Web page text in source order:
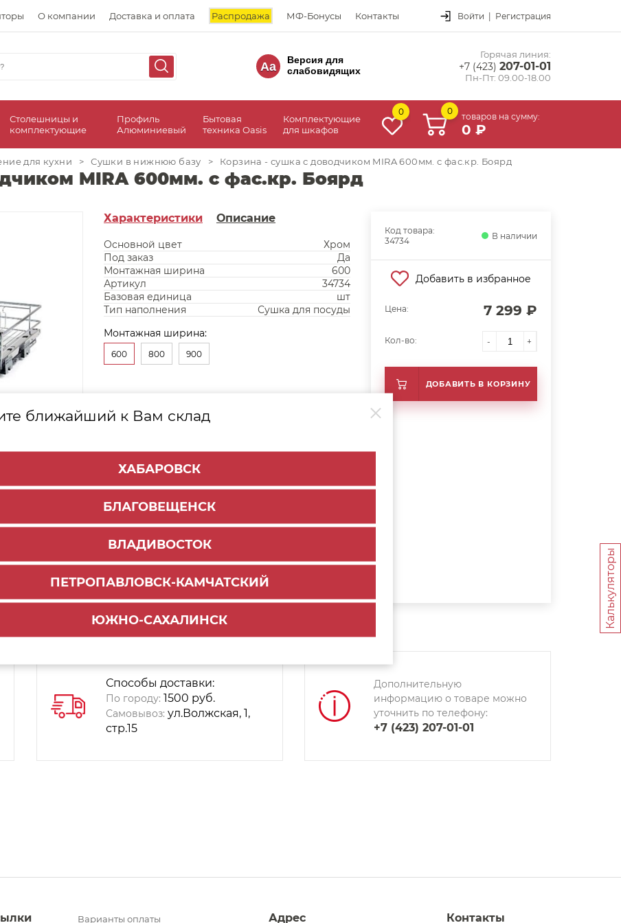
О компании Доставка и оплата Распродажа МФ-Бонусы Контакты Войти | Регистрация
Aa
Версия для
слабовидящих
Горячая линия:
+7 (423) 207-01-01
Пн-Пт: 09.00-18.00
Столешницы и
комплектующие
Профиль
Алюминиевый
Бытовая
техника Oasis
Комплектующие
для шкафов
0 0
товаров на сумму:
0 ₽
ближайший к Вам склад
ХАБАРОВСК
БЛАГОВЕЩЕНСК
ВЛАДИВОСТОК
ПЕТРОПАВЛОВСК-КАМЧАТСКИЙ
ЮЖНО-САХАЛИНСК
для кухни > Сушки в нижнюю базу > Корзина - сушка с доводчиком MIRA 600мм. с фас.кр. Боярд
MIRA 600мм. с фас.кр. Боярд
Характеристики Описание
Основной цвет
Хром
Под заказ
Да
Монтажная ширина
600
Артикул
34734
Базовая единица
шт
Тип наполнения
Сушка для посуды
Монтажная ширина:
600 800 900
Код товара:
34734
В наличии
Добавить в избранное
Цена: 7 299 ₽
Кол-во: - +
ДОБАВИТЬ В КОРЗИНУ
Способы доставки:
По городу: 1500 руб.
Самовывоз: ул.Волжская, 1,
стр.15
Дополнительную
информацию о товаре можно
уточнить по телефону:
+7 (423) 207-01-01
Калькуляторы
Варианты оплаты Адрес Контакты